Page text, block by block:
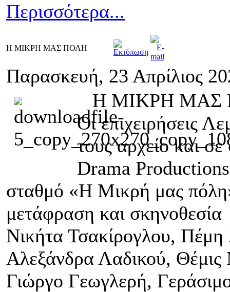
Περισσότερα...
Η ΜΙΚΡΗ ΜΑΣ ΠΟΛΗ
Παρασκευή, 23 Απρίλιος
Η ΜΙΚΡΗ ΜΑΣ
Οι επιχειρήσεις
τους αρχείο και
Drama
σταθμό «Η Μικρή μας
μετάφραση και
Νικήτα Τσακίρογλου,
Αλεξάνδρα Λαδικού,
Γιώργο Γεωγλερή,